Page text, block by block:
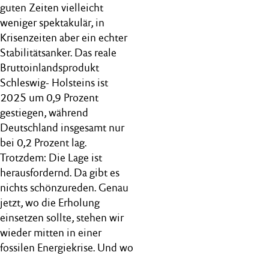
guten Zeiten vielleicht
weniger spektakulär, in
Krisenzeiten aber ein echter
Stabilitätsanker. Das reale
Bruttoinlandsprodukt
Schleswig- Holsteins ist
2025 um 0,9 Prozent
gestiegen, während
Deutschland insgesamt nur
bei 0,2 Prozent lag.
Trotzdem: Die Lage ist
herausfordernd. Da gibt es
nichts schönzureden. Genau
jetzt, wo die Erholung
einsetzen sollte, stehen wir
wieder mitten in einer
fossilen Energiekrise. Und wo